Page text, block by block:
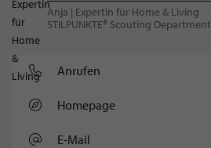
Anja | Expertin für Home & Living
STILPUNKTE® Scouting Department
Anrufen
Homepage
E-Mail